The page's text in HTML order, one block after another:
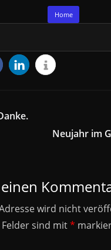
Home
Neujahr im
wird nicht
sind mit*